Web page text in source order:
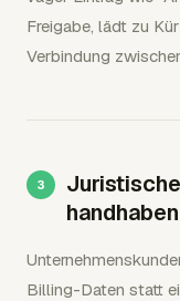
Freigabe, lädt zu
Verbindung
handhaben
Billing-Daten statt